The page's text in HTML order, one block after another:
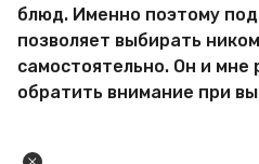
блюд. Именно поэтому
позволяет выбирать
самостоятельно. Он и мне
обратить внимание при